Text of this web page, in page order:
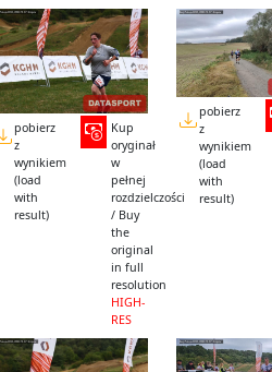
pobierz
z
wynikiem
(load
with
result)
Kup
oryginał
w
pełnej
rozdzielczości
/ Buy
the
original
in full
resolution
HIGH-
RES
pobierz
z
wynikiem
(load
with
result)